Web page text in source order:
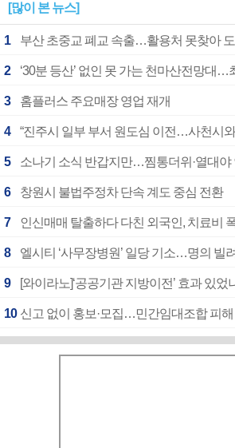
[많이 본 뉴스]
1 부산 초중교 폐교 속출…활용처 못찾아
2 ‘30분 등산’ 없인 못 가는 천마산전망대…
3 홈플러스 주요매장 영업 재개
4 “진주시 일부 부서 원도심 이전…사천시
5 소나기 소식 반갑지만…찜통더위·열대야
6 창원시 불법주정차 단속 계도 중심 전환
7 인신매매 탈출하다 다친 외국인, 치료비
8 엘시티 ‘사무장병원’ 일당 기소…명의 빌
9 [와이라노]‘공공기관 지방이전’ 효과 있었
10 신고 없이 홍보·모집…민간임대조합 피해